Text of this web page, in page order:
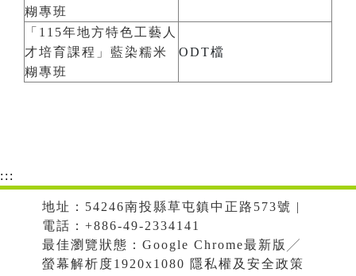
糊專班
「115年地方特色工藝人
才培育課程」藍染糯米
糊專班
ODT檔
:::
地址：54246南投縣草屯鎮中正路573號 |
電話：+886-49-2334141
最佳瀏覽狀態：Google Chrome最新版╱
螢幕解析度1920x1080 隱私權及安全政策